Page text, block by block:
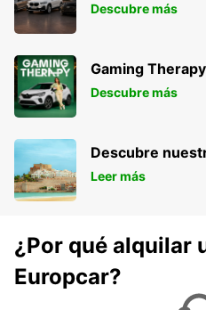
Descubre más
Gaming Therapy
Descubre más
Descubre
Leer más
¿Por qué alquilar
Europcar?